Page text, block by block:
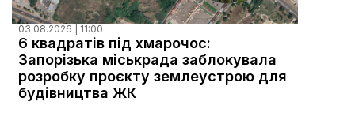
03.08.2026 | 11:00
6 квадратів під хмарочос:
Запорізька міськрада заблокувала
розробку проєкту землеустрою для
будівництва ЖК